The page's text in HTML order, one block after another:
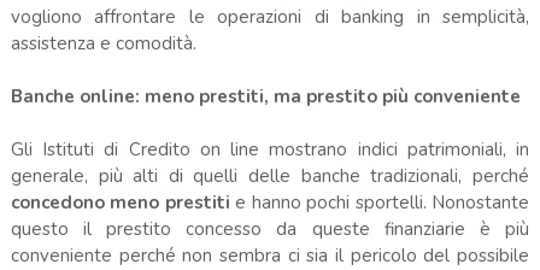
vogliono affrontare le operazioni di banking in semplicità,
assistenza e comodità.
Banche online: meno prestiti, ma prestito più conveniente
Gli Istituti di Credito on line mostrano indici patrimoniali, in
generale, più alti di quelli delle banche tradizionali, perché
concedono meno prestiti e hanno pochi sportelli. Nonostante
questo il prestito concesso da queste finanziarie è più
conveniente perché non sembra ci sia il pericolo del possibile